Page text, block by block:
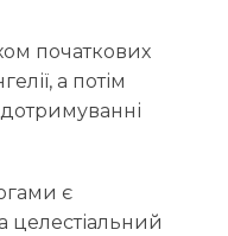
початкових
а потім
є
целестіальний